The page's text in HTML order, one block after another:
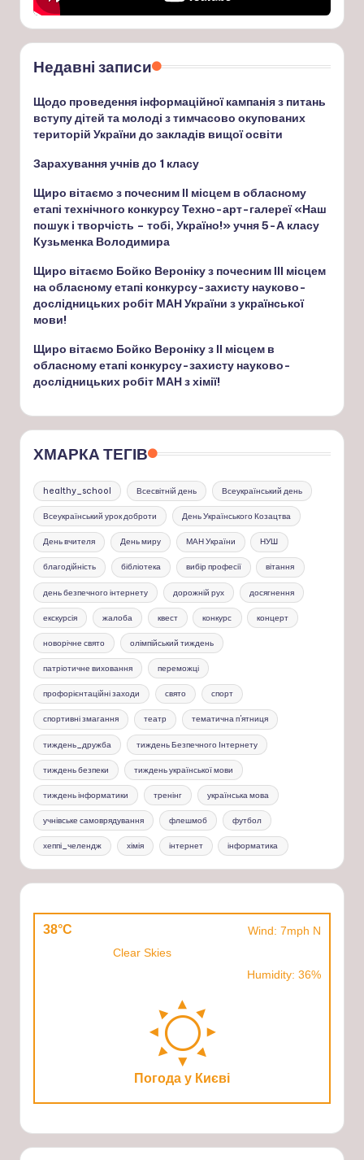
Недавні записи
Щодо проведення інформаційної кампанія з питань
вступу дітей та молоді з тимчасово окупованих
територій України до закладів вищої освіти
Зарахування учнів до 1 класу
Щиро вітаємо з почесним ІІ місцем в обласному
етапі технічного конкурсу Техно-арт-галереї «Наш
пошук і творчість – тобі, Україно!» учня 5-А класу
Кузьменка Володимира
Щиро вітаємо Бойко Вероніку з почесним ІІІ місцем
на обласному етапі конкурсу-захисту науково-
дослідницьких робіт МАН України з української
мови!
Щиро вітаємо Бойко Вероніку з ІІ місцем в
обласному етапі конкурсу-захисту науково-
дослідницьких робіт МАН з хімії!
ХМАРКА ТЕГІВ
healthy_school Всесвітній день Всеукраїнський день
Всеукраїнський урок доброти День Українського Козацтва
День вчителя День миру МАН України НУШ
благодійність бібліотека вибір професії вітання
день безпечного інтернету дорожній рух досягнення
екскурсія жалоба квест конкурс концерт
новорічне свято олімпійський тиждень
патріотичне виховання переможці
профорієнтаційні заходи свято спорт
спортивні змагання театр тематична п'ятниця
тиждень_дружба тиждень Безпечного Інтернету
тиждень безпеки тиждень української мови
тиждень інформатики тренінг українська мова
учнівське самоврядування флешмоб футбол
хеппі_челендж хімія інтернет інформатика
38°C
Wind: 7mph N
Clear Skies
Humidity: 36%
Погода у Києві